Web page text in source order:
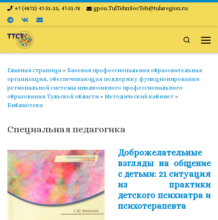
Skip to content
+7 (4872) 47-51-35, 47-51-78 gpou.TulTehnSocTeh@tularegion.ru
Search
Главная страница » Базовая профессиональная образовательная
организация, обеспечивающая поддержку функционирования
региональной системы инклюзивного профессионального
образования Тульской области » Методический кабинет »
Библиотека
Специальная педагогика
Доброжелательные
взгляды на общение
с детьми: 21 ситуация
из практики
детского психиатра и
психотерапевта